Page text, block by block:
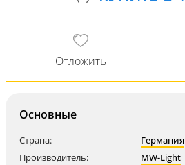
Основные
Страна:
Германия
Производитель:
MW-Light